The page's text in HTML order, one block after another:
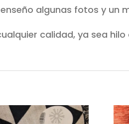
algunas fotos y un
calidad, ya sea